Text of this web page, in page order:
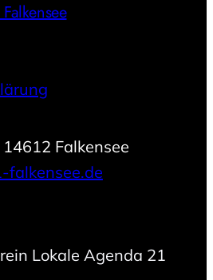
Falkensee
falkensee.de
Lokale Agenda 21